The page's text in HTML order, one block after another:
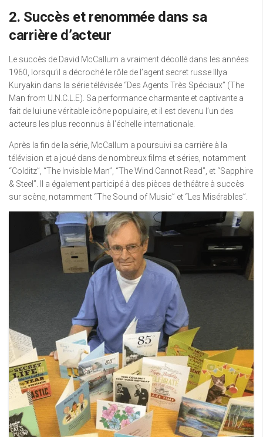
2. Succès et renommée dans sa
carrière d’acteur
Le succès de David McCallum a vraiment décollé dans les années
1960, lorsqu’il a décroché le rôle de l’agent secret russe Illya
Kuryakin dans la série télévisée “Des Agents Très Spéciaux” (The
Man from U.N.C.L.E). Sa performance charmante et captivante a
fait de lui une véritable icône populaire, et il est devenu l’un des
acteurs les plus reconnus à l’échelle internationale.
Après la fin de la série, McCallum a poursuivi sa carrière à la
télévision et a joué dans de nombreux films et séries, notamment
“Colditz”, “The Invisible Man”, “The Wind Cannot Read”, et “Sapphire
& Steel”. Il a également participé à des pièces de théâtre à succès
sur scène, notamment “The Sound of Music” et “Les Misérables”.